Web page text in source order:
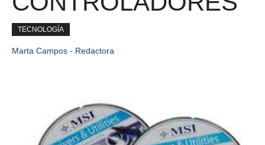
TECNOLOGÍA
Marta Campos - Redactora